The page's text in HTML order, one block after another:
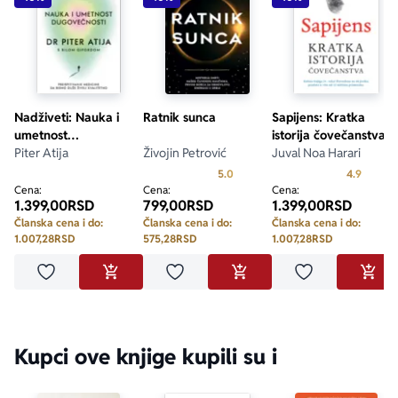
Nadživeti: Nauka i
umetnost
dugovečnosti
Piter Atija
Cena:
1.399,00RSD
Članska cena i do:
1.007,28RSD
Dodaj u omiljeneDODAJ U KORPU
Ratnik sunca
Živojin Petrović
5.0 Prosecna ocena je 5.0 od 5
Cena:
799,00RSD
Članska cena i do:
575,28RSD
Dodaj u omiljeneDODAJ U KORPU
Sapijens: Kratka
istorija čovečanstva
Juval Noa Harari
4.9
Cena:
1.399,00RSD
Članska cena i do:
1.007,28RSD
Dodaj u
Kupci ove knjige kupili su i